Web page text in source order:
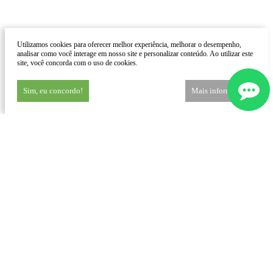
Utilizamos cookies para oferecer melhor experiência, melhorar o desempenho,
analisar como você interage em nosso site e personalizar conteúdo. Ao utilizar este
site, você concorda com o uso de cookies.
Sim, eu concordo! Mais informações